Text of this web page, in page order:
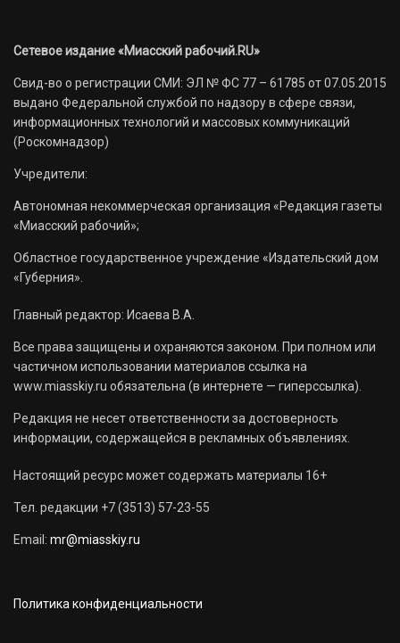
Сетевое издание «Миасский рабочий.RU»
Свид-во о регистрации СМИ: ЭЛ № ФС 77 – 61785 от 07.05.2015
выдано Федеральной службой по надзору в сфере связи,
информационных технологий и массовых коммуникаций
(Роскомнадзор)
Учредители:
Автономная некоммерческая организация «Редакция газеты
«Миасский рабочий»;
Областное государственное учреждение «Издательский дом
«Губерния».
Главный редактор: Исаева В.А.
Все права защищены и охраняются законом. При полном или
частичном использовании материалов ссылка на
www.miasskiy.ru обязательна (в интернете — гиперссылка).
Редакция не несет ответственности за достоверность
информации, содержащейся в рекламных объявлениях.
Настоящий ресурс может содержать материалы 16+
Тел. редакции +7 (3513) 57-23-55
Email: mr@miasskiy.ru
Политика конфиденциальности